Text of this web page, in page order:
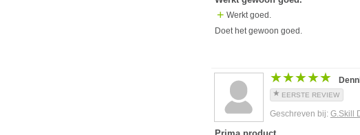
Werkt goed.
Doet het gewoon goed.
★★★★★
★★★★★
EERSTE REVIEW
Geschreven bij: G.Skill